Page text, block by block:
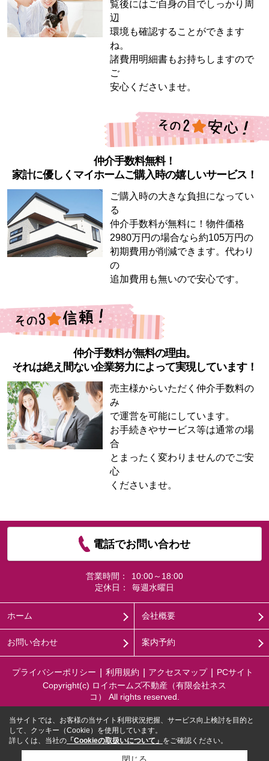
覧後にはご自身の目でしっかり周
辺
環境も確認することができます
ね。
諸費用明細書もお持ちしますので
ご
安心くださいませ。
仲介手数料無料！
家計に優しくマイホームご購入時の嬉しいサービス！
ご購入時の大きな負担になってい
る
仲介手数料が無料に！物件価格
2980万円の場合なら約105万円の
初期費用が削減できます。代わり
の
追加費用も無いので安心です。
仲介手数料が無料の理由。
それは絶え間ない企業努力によって実現しています！
売主様からいただく仲介手数料の
み
で運営を可能にしています。
お手続きやサービス等は通常の場
合
とまったく変わりませんのでご安
心
くださいませ。
電話でお問い合わせ
営業時間：
10:00～18:00
定休日：
毎週水曜日
ホーム 会社概要
お問い合わせ 案内予約
プライバシーポリシー 利用規約 アクセスマップ
PCサイト
Copyright(c) ロイホームズ不動産（有限会社ネス
コ） All rights reserved.
当サイトでは、お客様の当サイト利用状況把握、サービス向上検討を目的と
して、クッキー（Cookie）を使用しています。
詳しくは、当社の 「Cookieの取扱いについて」 をご確認ください。